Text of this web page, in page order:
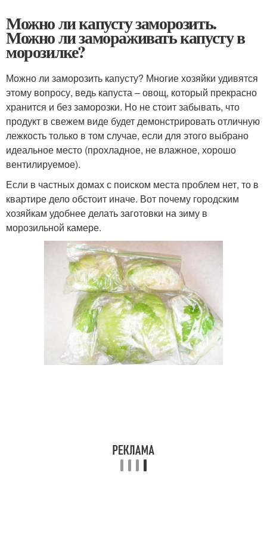
Можно ли капусту заморозить.
Можно ли замораживать капусту в
морозилке?
Можно ли заморозить капусту? Многие хозяйки удивятся
этому вопросу, ведь капуста – овощ, который прекрасно
хранится и без заморозки. Но не стоит забывать, что
продукт в свежем виде будет демонстрировать отличную
лежкость только в том случае, если для этого выбрано
идеальное место (прохладное, не влажное, хорошо
вентилируемое).
Если в частных домах с поиском места проблем нет, то в
квартире дело обстоит иначе. Вот почему городским
хозяйкам удобнее делать заготовки на зиму в
морозильной камере.